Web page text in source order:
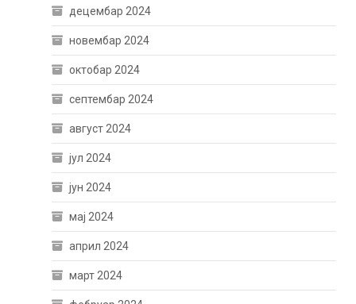
децембар 2024
новембар 2024
октобар 2024
септембар 2024
август 2024
јул 2024
јун 2024
мај 2024
април 2024
март 2024